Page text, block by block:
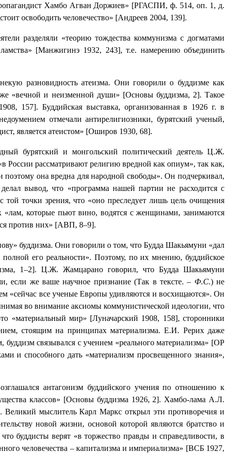
Хамбо Агван Доржиев» [РГАСПИ, ф. 514, оп. 1, д.
освободить человечество» [Андреев 2004, 139].
разделяли «теорию тождества коммунизма с догматами
[Манжигинэ 1932, 243], т.е. намерению объединить
разновидность атеизма. Они говорили о буддизме как
«вечной и неизменной души» [Основы буддизма, 2]. Такое
157]. Буддийская выставка, организованная в 1926 г. в
отмечали антирелигиозники, бурятский ученый,
является атеистом» [Оширов 1930, 68].
бурятский и монгольский политический деятель Ц.Ж.
России рассматривают религию вредной как опиум», так как,
поэтому она вредна для народной свободы». Он подчеркивал,
вывод, что «программа нашей партии не расходится с
той точки зрения, что «оно преследует лишь цель очищения
«лам, которые пьют вино, водятся с женщинами, занимаются
против них» [АВП, 8–9].
буддизма. Они говорили о том, что Будда Шакьямуни «дал
его реальности». Поэтому, по их мнению, буддийское
1–2]. Ц.Ж. Жамцарано говорил, что Будда Шакьямуни
если же ваше научное признание (Так в тексте. – Ф.С.) не
«сейчас все ученые Европы удивляются и восхищаются». Он
во внимание аксиомы коммунистической идеологии, что
«материальный мир» [Луначарский 1908, 158], сторонники
стоящим на принципах материализма. Е.И. Рерих даже
связывался с учением «реального материализма» [ОР
и способного дать «материализм просвещенного знания»,
антагонизм буддийского учения по отношению к
классов» [Основы буддизма 1926, 2]. Хамбо-лама А.Л.
Великий мыслитель Карл Маркс открыл эти противоречия и
новой жизни, основой которой являются братство и
буддисты верят «в торжество правды и справедливости, в
человечества – капитализма и империализма» [ВСБ 1927,